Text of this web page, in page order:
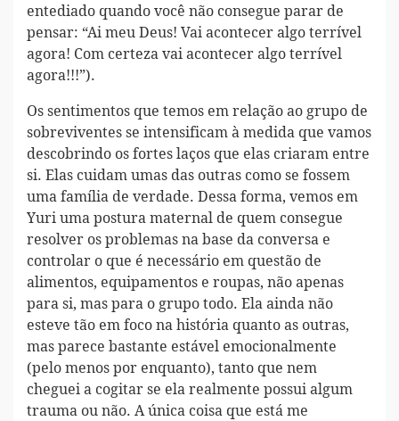
entediado quando você não consegue parar de
pensar: “Ai meu Deus! Vai acontecer algo terrível
agora! Com certeza vai acontecer algo terrível
agora!!!”).
Os sentimentos que temos em relação ao grupo de
sobreviventes se intensificam à medida que vamos
descobrindo os fortes laços que elas criaram entre
si. Elas cuidam umas das outras como se fossem
uma família de verdade. Dessa forma, vemos em
Yuri uma postura maternal de quem consegue
resolver os problemas na base da conversa e
controlar o que é necessário em questão de
alimentos, equipamentos e roupas, não apenas
para si, mas para o grupo todo. Ela ainda não
esteve tão em foco na história quanto as outras,
mas parece bastante estável emocionalmente
(pelo menos por enquanto), tanto que nem
cheguei a cogitar se ela realmente possui algum
trauma ou não. A única coisa que está me